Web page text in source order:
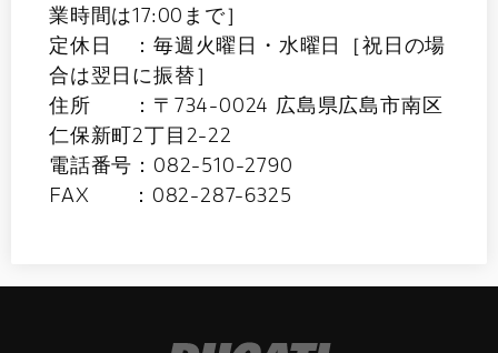
業時間は17:00まで］
定休日 ：毎週火曜日・水曜日［祝日の場
合は翌日に振替］
住所 ：〒734-0024 広島県広島市南区
仁保新町2丁目2-22
電話番号：082-510-2790
FAX ：082-287-6325